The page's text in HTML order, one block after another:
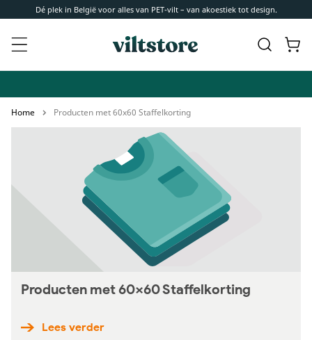
naar de
Dé plek in België voor alles van PET-vilt – van akoestiek tot design.
Home Producten met 60x60 Staffelkorting
Producten met 60x60 Staffelkorting
Lees verder